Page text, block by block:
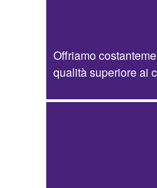
Offriamo
qualità superiore ai